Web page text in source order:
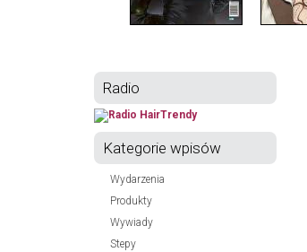
Radio
Kategorie wpisów
Wydarzenia
Produkty
Wywiady
Stepy